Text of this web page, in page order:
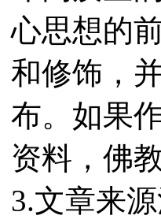
心思想的
和修饰，
布。如果
资料，佛
3.文章来